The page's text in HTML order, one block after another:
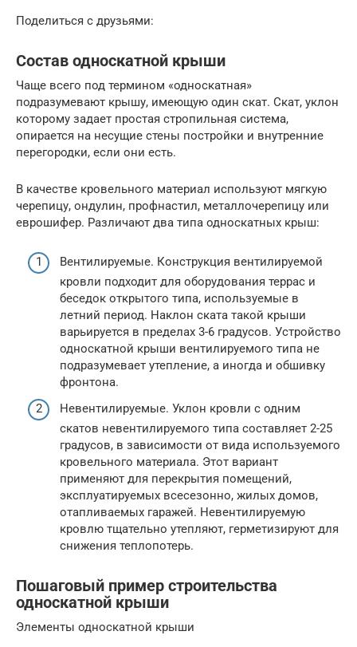
Поделиться с друзьями:
Состав односкатной крыши
Чаще всего под термином «односкатная»
подразумевают крышу, имеющую один скат. Скат, уклон
которому задает простая стропильная система,
опирается на несущие стены постройки и внутренние
перегородки, если они есть.
В качестве кровельного материал используют мягкую
черепицу, ондулин, профнастил, металлочерепицу или
еврошифер. Различают два типа односкатных крыш:
Вентилируемые. Конструкция вентилируемой
кровли подходит для оборудования террас и
беседок открытого типа, используемые в
летний период. Наклон ската такой крыши
варьируется в пределах 3-6 градусов. Устройство
односкатной крыши вентилируемого типа не
подразумевает утепление, а иногда и обшивку
фронтона.
Невентилируемые. Уклон кровли с одним
скатов невентилируемого типа составляет 2-25
градусов, в зависимости от вида используемого
кровельного материала. Этот вариант
применяют для перекрытия помещений,
эксплуатируемых всесезонно, жилых домов,
отапливаемых гаражей. Невентилируемую
кровлю тщательно утепляют, герметизируют для
снижения теплопотерь.
Пошаговый пример строительства
односкатной крыши
Элементы односкатной крыши